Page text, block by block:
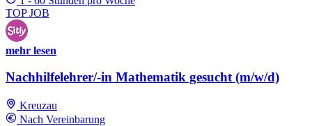
TOP JOB
mehr lesen
Nachhilfelehrer/-in Mathematik gesucht (m/w/d)
Kreuzau
Nach Vereinbarung